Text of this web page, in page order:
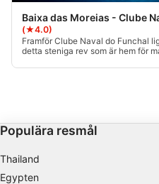
Baixa das Moreias - Clube
(★4.0)
Framför Clube Naval do Funchal
detta steniga rev som är hem för
Det är inte svårt att navigera,
Populära resmål
Thailand
Egypten
Använda profiler för att
reklam
Mäta reklamprestanda
Mäta innehållsprestanda